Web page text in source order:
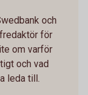
och
för
om varför
och vad
leda till.